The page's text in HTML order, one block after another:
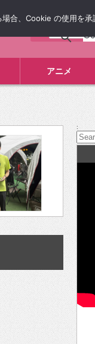
アニメ
:
合、Cookie の使用を承